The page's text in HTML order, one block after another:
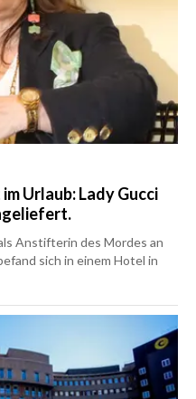
Urlaub: Lady Gucci
Anstifterin des Mordes an
sich in einem Hotel in